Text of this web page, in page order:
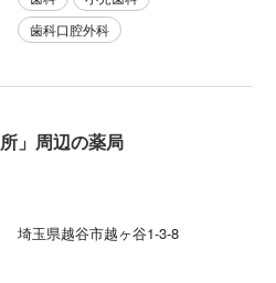
歯科口腔外科
」周辺の薬局
埼玉県越谷市越ヶ谷1-3-8